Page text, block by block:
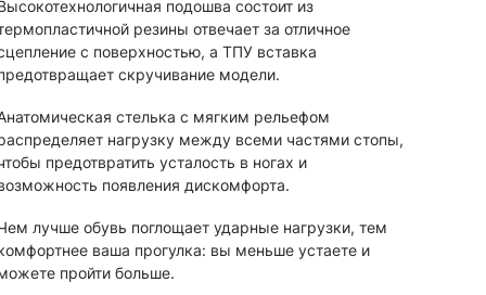
подошва состоит из
резины отвечает за отличное
с поверхностью, а ТПУ вставка
скручивание модели.
стелька с мягким рельефом
нагрузку между всеми частями стопы,
предотвратить усталость в ногах и
появления дискомфорта.
лучше обувь поглощает ударные нагрузки, тем
ваша прогулка: вы меньше устаете и
пройти больше.